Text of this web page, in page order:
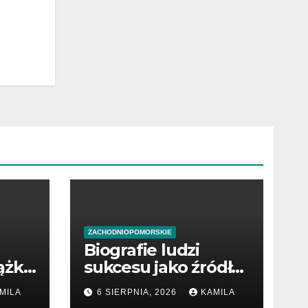
ZACHODNIOPOMORSKIE
Biografie ludzi
sukcesu jako źródło
wiedzy
6 SIERPNIA, 2026 KAMILA